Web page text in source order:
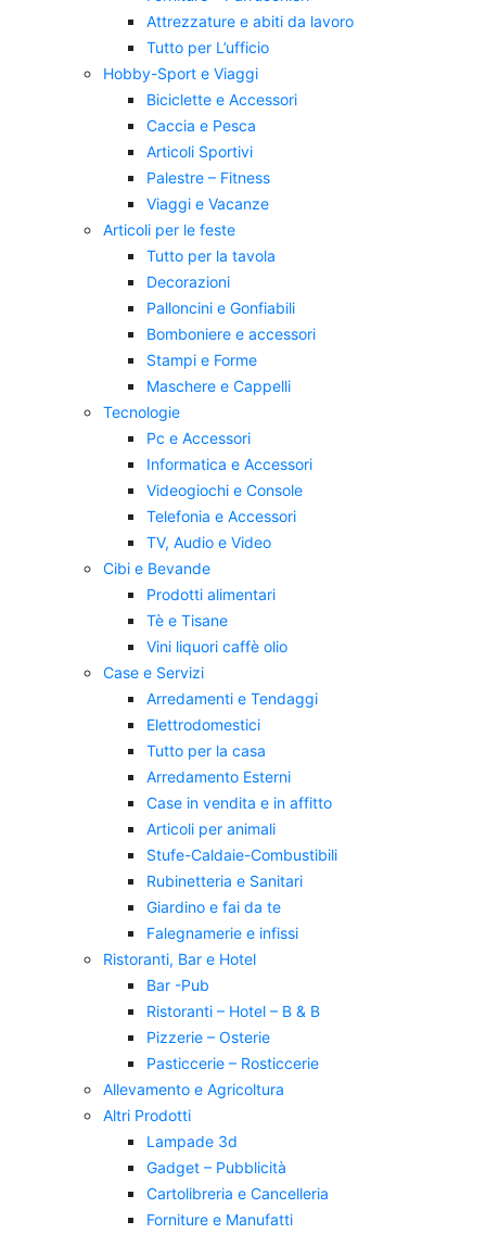
Attrezzature e abiti da lavoro
Tutto per L’ufficio
Hobby-Sport e Viaggi
Biciclette e Accessori
Caccia e Pesca
Articoli Sportivi
Palestre – Fitness
Viaggi e Vacanze
Articoli per le feste
Tutto per la tavola
Decorazioni
Palloncini e Gonfiabili
Bomboniere e accessori
Stampi e Forme
Maschere e Cappelli
Tecnologie
Pc e Accessori
Informatica e Accessori
Videogiochi e Console
Telefonia e Accessori
TV, Audio e Video
Cibi e Bevande
Prodotti alimentari
Tè e Tisane
Vini liquori caffè olio
Case e Servizi
Arredamenti e Tendaggi
Elettrodomestici
Tutto per la casa
Arredamento Esterni
Case in vendita e in affitto
Articoli per animali
Stufe-Caldaie-Combustibili
Rubinetteria e Sanitari
Giardino e fai da te
Falegnamerie e infissi
Ristoranti, Bar e Hotel
Bar -Pub
Ristoranti – Hotel – B & B
Pizzerie – Osterie
Pasticcerie – Rosticcerie
Allevamento e Agricoltura
Altri Prodotti
Lampade 3d
Gadget – Pubblicità
Cartolibreria e Cancelleria
Forniture e Manufatti